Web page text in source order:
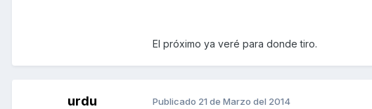
El próximo ya veré para donde tiro.
urdu Publicado 21 de Marzo del 2014